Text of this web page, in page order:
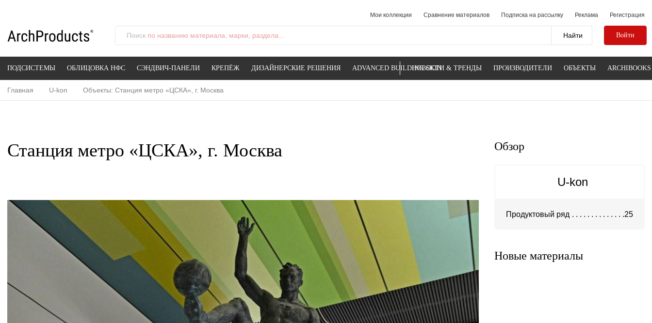
Мои коллекции Сравнение материалов Подписка на рассылку Реклама Регистрация
Поиск по названию материала, марки, раздела... Войти
ПОДСИСТЕМЫ ОБЛИЦОВКА НФС СЭНДВИЧ-ПАНЕЛИ КРЕПЁЖ ДИЗАЙНЕРСКИЕ РЕШЕНИЯ ADVANCED BUILDING SKINНОВОСТИ & ТРЕНДЫ ПРОИЗВОДИТЕЛИ ОБЪЕКТЫ ARCHIBOOKS
Главная U-kon Объекты: Станция метро «ЦСКА», г. Москва
Станция метро «ЦСКА», г. Москва Обзор
U-kon
Продуктовый ряд 25
Новые материалы